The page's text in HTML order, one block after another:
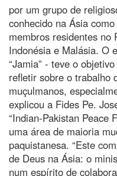
por um grupo de
conhecido na Ásia
membros residentes no
Indonésia e Malásia. O
“Jamia” - teve o
refletir sobre o trabalho
muçulmanos,
explicou a Fides Pe.
“Indian-Pakistan Peace
uma área de maioria
paquistanesa. “Este
de Deus na Ásia: o
num espírito de